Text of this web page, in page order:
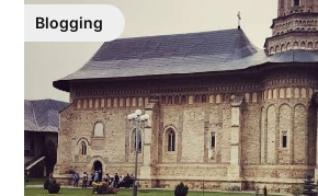
Blogging